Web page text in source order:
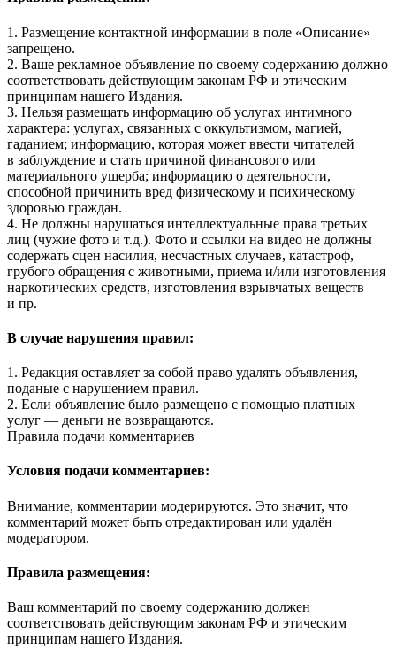
1. Размещение контактной информации в поле «Описание»
запрещено.
2. Ваше рекламное объявление по своему содержанию должно
соответствовать действующим законам РФ и этическим
принципам нашего Издания.
3. Нельзя размещать информацию об услугах интимного
характера: услугах, связанных с оккультизмом, магией,
гаданием; информацию, которая может ввести читателей
в заблуждение и стать причиной финансового или
материального ущерба; информацию о деятельности,
способной причинить вред физическому и психическому
здоровью граждан.
4. Не должны нарушаться интеллектуальные права третьих
лиц (чужие фото и т.д.). Фото и ссылки на видео не должны
содержать сцен насилия, несчастных случаев, катастроф,
грубого обращения с животными, приема и/или изготовления
наркотических средств, изготовления взрывчатых веществ
и пр.
В случае нарушения правил:
1. Редакция оставляет за собой право удалять объявления,
поданые с нарушением правил.
2. Если объявление было размещено с помощью платных
услуг — деньги не возвращаются.
Правила подачи комментариев
Условия подачи комментариев:
Внимание, комментарии модерируются. Это значит, что
комментарий может быть отредактирован или удалён
модератором.
Правила размещения:
Ваш комментарий по своему содержанию должен
соответствовать действующим законам РФ и этическим
принципам нашего Издания.